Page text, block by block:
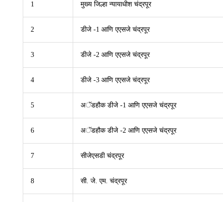
1 मुख्य जिल्हा न्यायाधीश चंद्रपूर
2 डीजे -1 आणि एएसजे चंद्रपूर
3 डीजे -2 आणि एएसजे चंद्रपूर
4 डीजे -3 आणि एएसजे चंद्रपूर
5 अॅडहौक डीजे -1 आणि एएसजे चंद्रपूर
6 अॅडहौक डीजे -2 आणि एएसजे चंद्रपूर
7 सीजेएसडी चंद्रपूर
8 सी. जे. एम. चंद्रपूर